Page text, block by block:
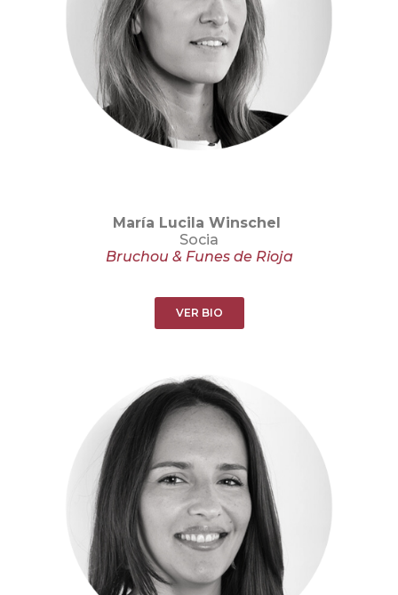
María Lucila Winschel
Socia
Bruchou & Funes de Rioja
VER BIO